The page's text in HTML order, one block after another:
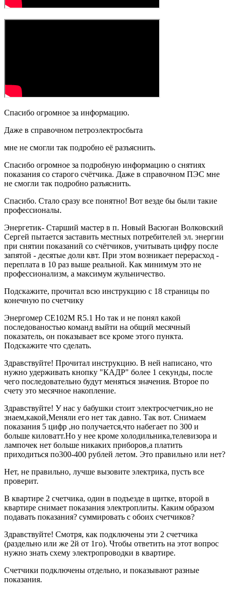
Спасибо огромное за информацию.
Даже в справочном петроэлектросбыта
мне не смогли так подробно её разъяснить.
Спасибо огромное за подробную информацию о снятиях
показания со старого счётчика. Даже в справочном ПЭС мне
не смогли так подробно разъяснить.
Спасибо. Стало сразу все понятно! Вот везде бы были такие
профессионалы.
Энергетик- Старший мастер в п. Новый Васюган Волковский
Сергей пытается заставить местных потребителей эл. энергии
при снятии показаний со счётчиков, учитывать цифру после
запятой - десятые доли квт. При этом возникает перерасход -
переплата в 10 раз выше реальной. Как минимум это не
профессионализм, а максимум жульничество.
Подскажите, прочитал всю инструкцию с 18 страницы по
конечную по счетчику
Энергомер СЕ102М R5.1 Но так и не понял какой
последованостью команд выйти на общий месячный
показатель, он показывает все кроме этого пункта.
Подскажите что сделать.
Здравствуйте! Прочитал инструкцию. В ней написано, что
нужно удерживать кнопку "КАДР" более 1 секунды, после
чего последовательно будут меняться значения. Второе по
счету это месячное накопление.
Здравствуйте! У нас у бабушки стоит электросчетчик,но не
знаем,какой,Меняли его нет так давно. Так вот. Снимаем
показания 5 цифр ,но получается,что набегает по 300 и
больше киловатт.Но у нее кроме холодильника,телевизора и
лампочек нет больше никаких приборов,а платить
приходиться по300-400 рублей летом. Это правильно или нет?
Нет, не правильно, лучше вызовите электрика, пусть все
проверит.
В квартире 2 счетчика, один в подъезде в щитке, второй в
квартире снимает показания электроплиты. Каким образом
подавать показания? суммировать с обоих счетчиков?
Здравствуйте! Смотря, как подключены эти 2 счетчика
(раздельно или же 2й от 1го). Чтобы ответить на этот вопрос
нужно знать схему электропроводки в квартире.
Счетчики подключены отдельно, и показывают разные
показания.